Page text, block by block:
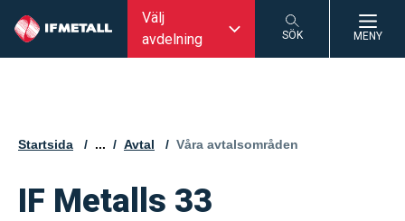
Välj
avdelning
SÖK MENY
Startsida ... Avtal Aktuell sida:
Våra avtalsområden
IF Metalls 33